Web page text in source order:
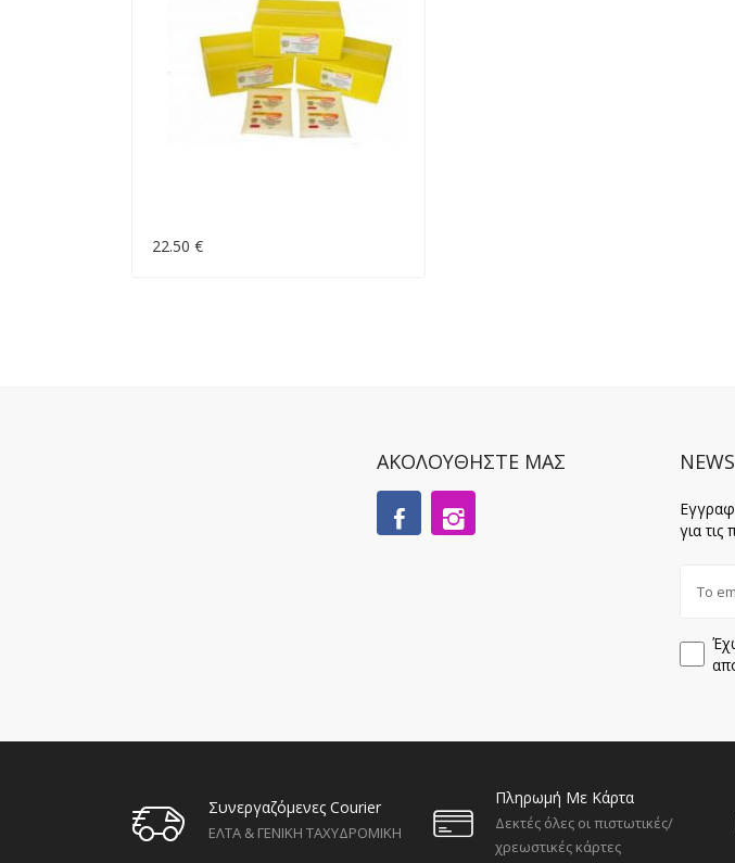
22.50 €
ΑΚΟΛΟΥΘΗΣΤΕ ΜΑΣ
για
Συνεργαζόμενες Courier
ΕΛΤΑ & ΓΕΝΙΚΗ ΤΑΧΥΔΡΟΜΙΚΗ
Πληρωμή Με Κάρτα
Δεκτές όλες οι πιστωτικές/
χρεωστικές κάρτες